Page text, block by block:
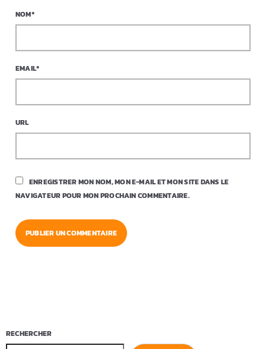
NOM*
EMAIL*
URL
ENREGISTRER MON NOM, MON E-MAIL ET MON SITE DANS LE
NAVIGATEUR POUR MON PROCHAIN COMMENTAIRE.
RECHERCHER